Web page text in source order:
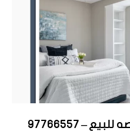
غرف نوم مستعمله رخيصه للبيع – 97766557